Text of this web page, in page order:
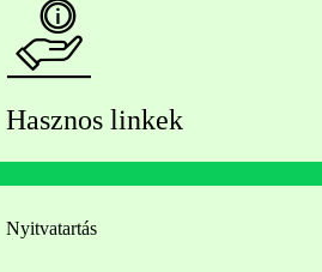
Hasznos linkek
Nyitvatartás